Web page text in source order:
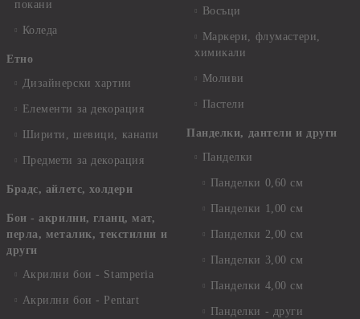
покани
Коледа
Етно
Дизайнерски хартии
Елементи за декорация
Ширити, шевици, канапи
Предмети за декорация
Брадс, айлетс, холдери
Бои - акрилни, гланц, мат,
перла, металик, текстилни и
други
Акрилни бои - Stamperia
Акрилни бои - Pentart
Восъци
Маркери, флумастери,
химикали
Моливи
Пастели
Панделки, дантели и други
Панделки
Панделки 0,60 см
Панделки 1,00 см
Панделки 2,00 см
Панделки 3,00 см
Панделки 4,00 см
Панделки - други